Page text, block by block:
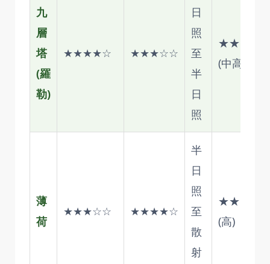
九
層
塔
(羅
勒)
★★★★☆ ★★★☆☆
日
照
至
半
日
照
(中高)
薄
荷
★★★☆☆ ★★★★☆
半
日
照
至
散
射
(高)